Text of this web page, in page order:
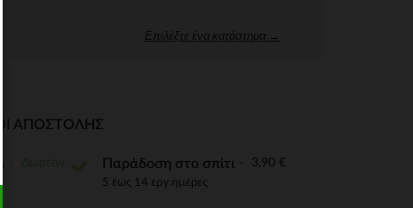
Επιλέξτε ένα κατάστημα →
ΑΠΟΣΤΟΛΉΣ
Παράδοση στο σπίτι 3,90 €
5 έως 14 εργ.ημέρες